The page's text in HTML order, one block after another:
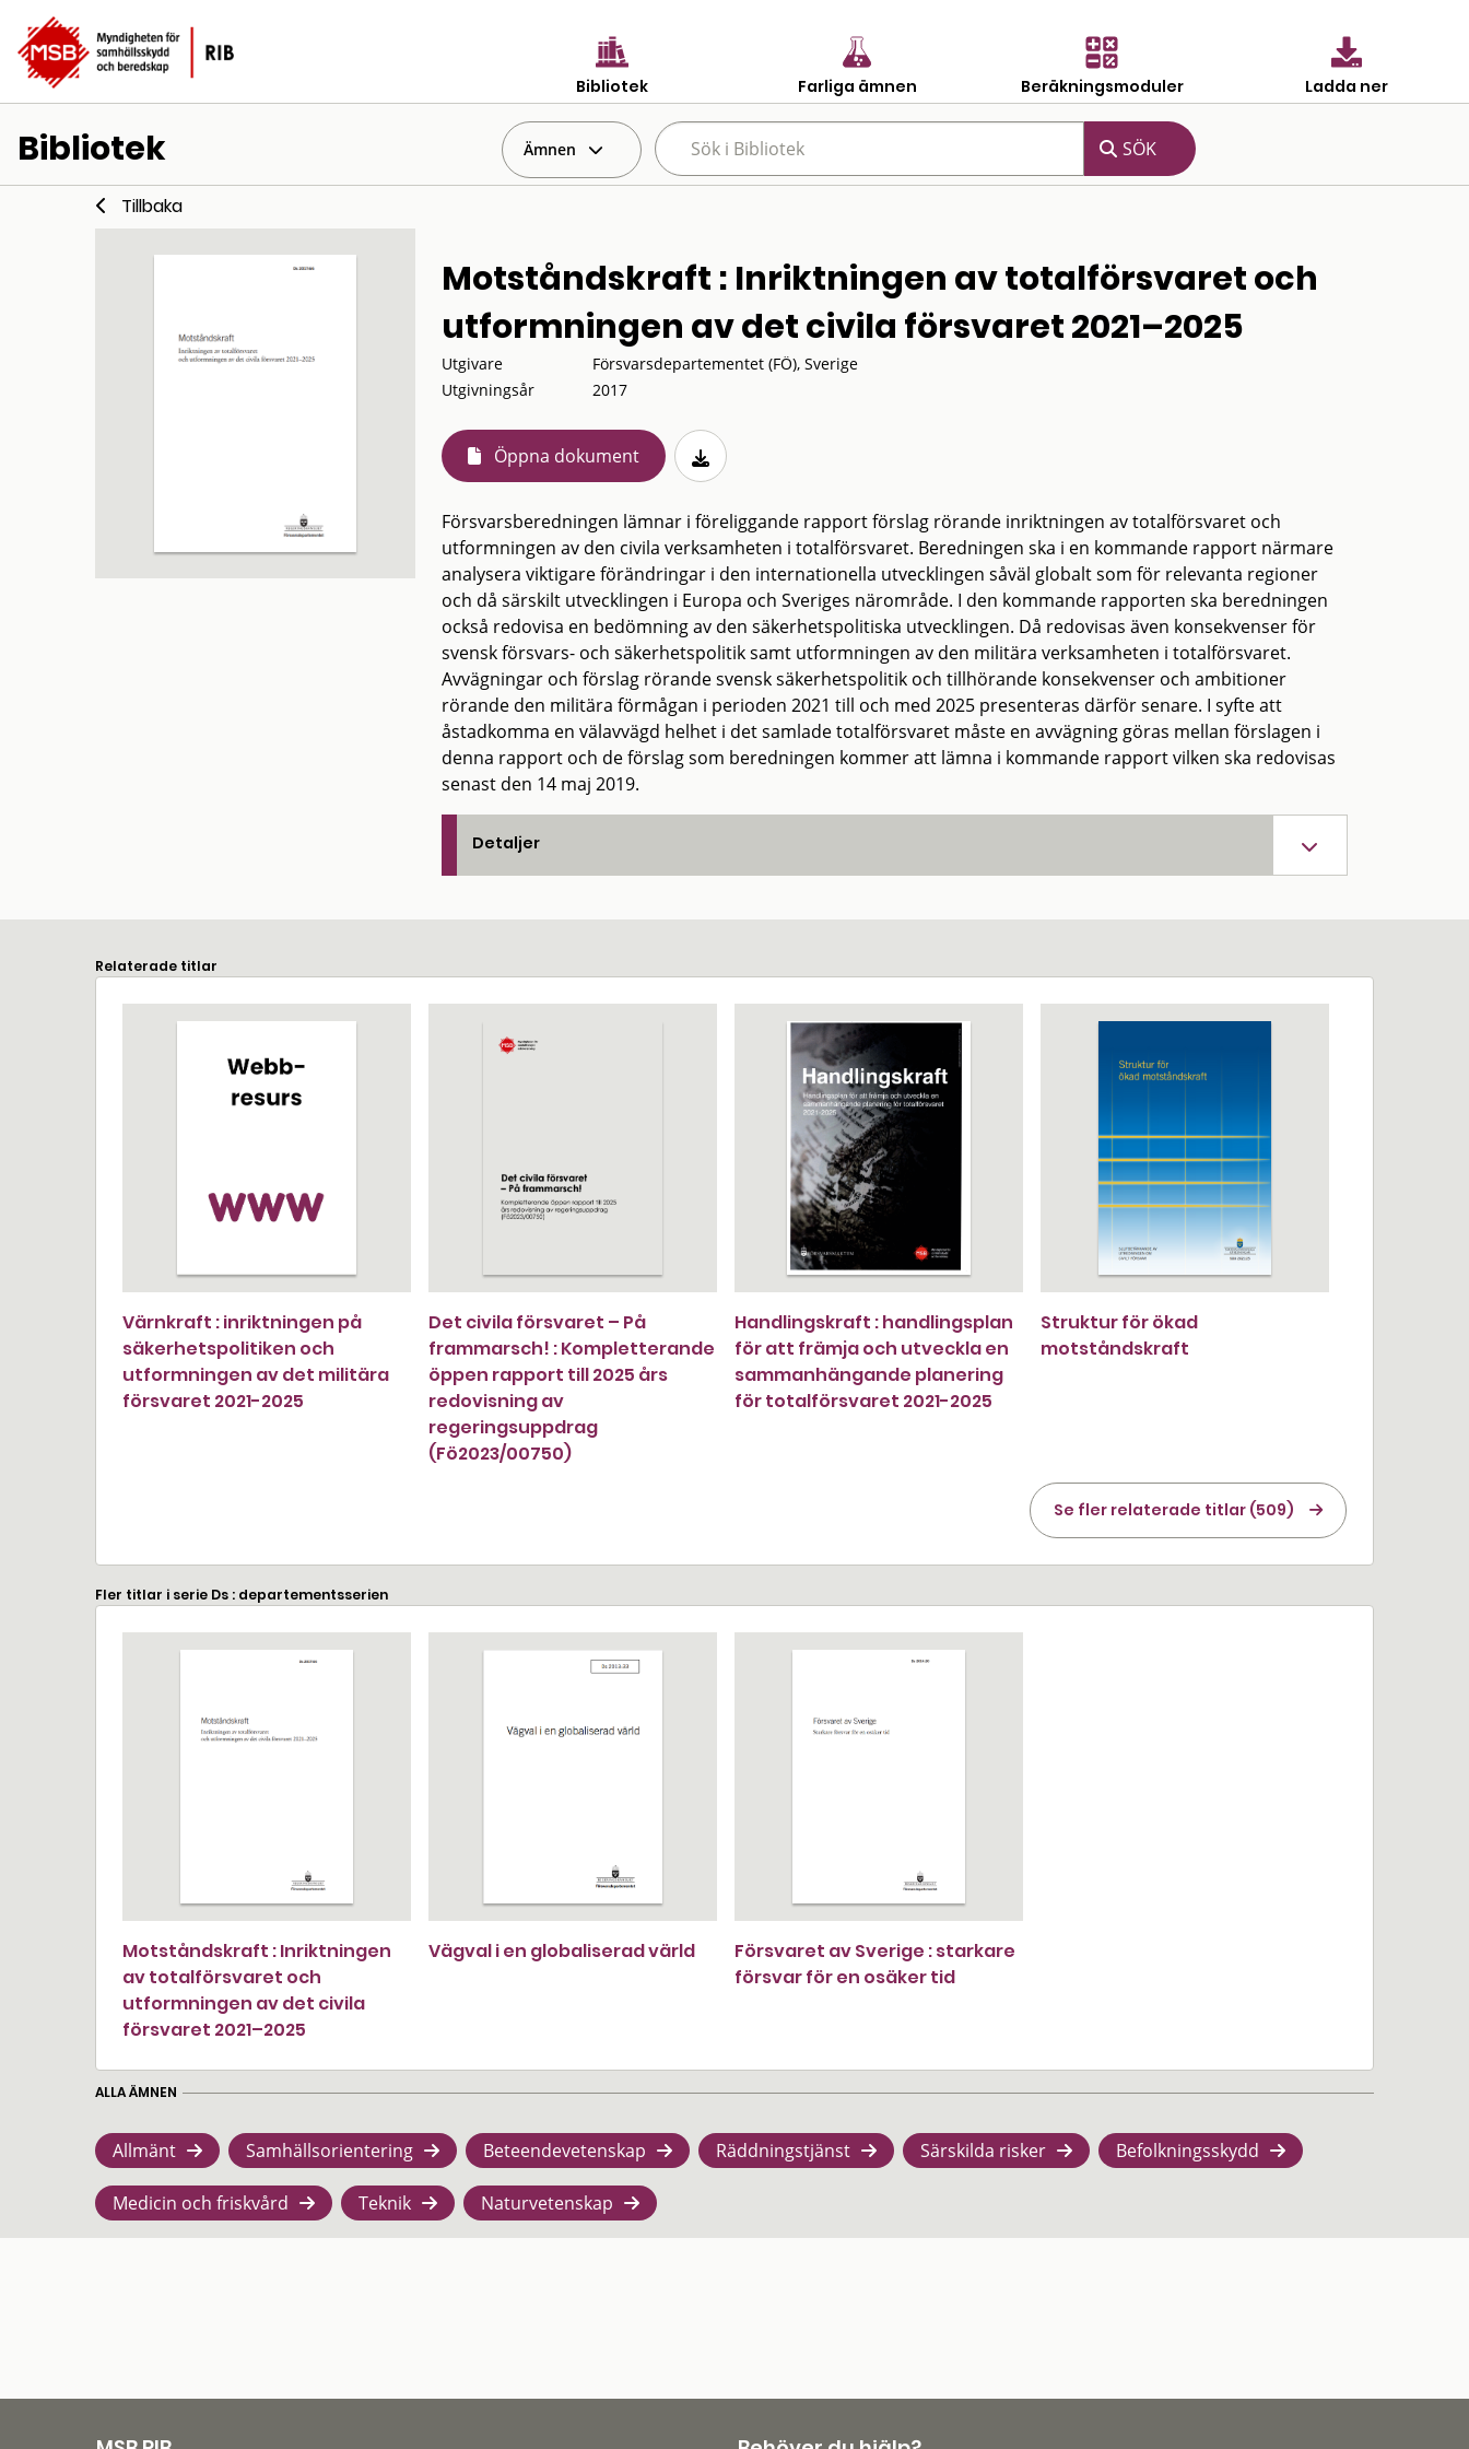
Bibliotek Farliga ämnen Beräkningsmoduler Ladda ner
Bibliotek Ämnen
Tillbaka
Motståndskraft : Inriktningen av totalförsvaret och
utformningen av det civila försvaret 2021–2025
Utgivare
Försvarsdepartementet (FÖ), Sverige
Utgivningsår
2017
Öppna dokument
Försvarsberedningen lämnar i föreliggande rapport förslag rörande inriktningen av totalförsvaret och
utformningen av den civila verksamheten i totalförsvaret. Beredningen ska i en kommande rapport närmare
analysera viktigare förändringar i den internationella utvecklingen såväl globalt som för relevanta regioner
och då särskilt utvecklingen i Europa och Sveriges närområde. I den kommande rapporten ska beredningen
också redovisa en bedömning av den säkerhetspolitiska utvecklingen. Då redovisas även konsekvenser för
svensk försvars- och säkerhetspolitik samt utformningen av den militära verksamheten i totalförsvaret.
Avvägningar och förslag rörande svensk säkerhetspolitik och tillhörande konsekvenser och ambitioner
rörande den militära förmågan i perioden 2021 till och med 2025 presenteras därför senare. I syfte att
åstadkomma en välavvägd helhet i det samlade totalförsvaret måste en avvägning göras mellan förslagen i
denna rapport och de förslag som beredningen kommer att lämna i kommande rapport vilken ska redovisas
senast den 14 maj 2019.
Detaljer
Relaterade titlar
Värnkraft : inriktningen på
säkerhetspolitiken och
utformningen av det militära
försvaret 2021-2025
Det civila försvaret – På
frammarsch! : Kompletterande
öppen rapport till 2025 års
redovisning av
regeringsuppdrag
(Fö2023/00750)
Handlingskraft : handlingsplan
för att främja och utveckla en
sammanhängande planering
för totalförsvaret 2021-2025
Struktur för ökad
motståndskraft
Se fler relaterade titlar (509)
Fler titlar i serie Ds : departementsserien
Motståndskraft : Inriktningen
av totalförsvaret och
utformningen av det civila
försvaret 2021–2025
Vägval i en globaliserad värld
Försvaret av Sverige : starkare
försvar för en osäker tid
ALLA ÄMNEN
Allmänt Samhällsorientering Beteendevetenskap Räddningstjänst Särskilda risker Befolkningsskydd
Medicin och friskvård Teknik Naturvetenskap